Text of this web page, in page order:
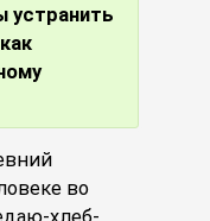
устранить
во